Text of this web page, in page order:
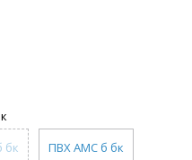
бк ПВХ АМС б бк